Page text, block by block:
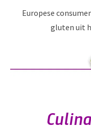
Europese
gluten uit